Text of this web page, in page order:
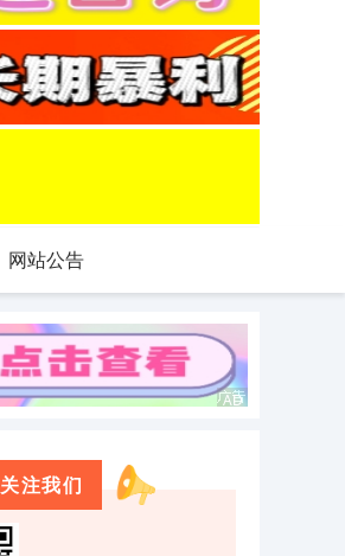
网站公告
关注我们